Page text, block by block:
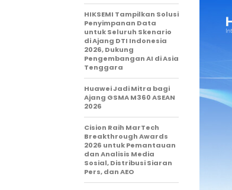
HIKSEMI Tampilkan Solusi
Penyimpanan Data
untuk Seluruh Skenario
di Ajang DTI Indonesia
2026, Dukung
Pengembangan AI di Asia
Tenggara
Huawei Jadi Mitra bagi
Ajang GSMA M360 ASEAN
2026
Cision Raih MarTech
Breakthrough Awards
2026 untuk Pemantauan
dan Analisis Media
Sosial, Distribusi Siaran
Pers, dan AEO